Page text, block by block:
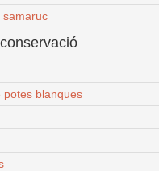
samaruc
potes blanques